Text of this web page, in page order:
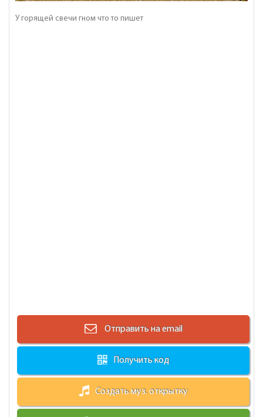
У горящей свечи гном что то пишет
Отправить на email
Получить код
Создать муз. открытку